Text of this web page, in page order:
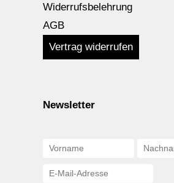
Widerrufsbelehrung
AGB
Vertrag widerrufen
Newsletter